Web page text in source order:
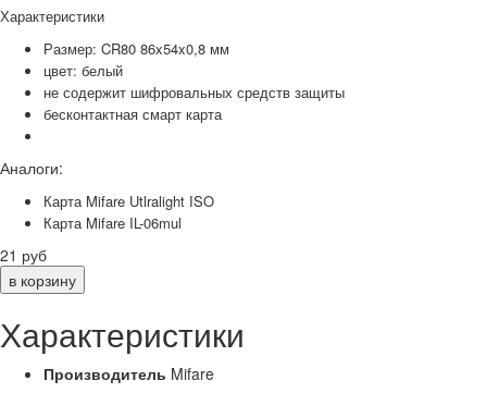
Характеристики
Размер: CR80 86x54x0,8 мм
цвет: белый
не содержит шифровальных средств защиты
бесконтактная смарт карта
Аналоги:
Карта Mifare Utlralight ISO
Карта Mifare IL-06mul
21 руб
Характеристики
Производитель Mifare